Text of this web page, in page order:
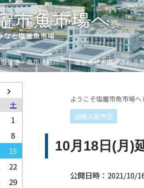
塩釜港・魚市場紹介 塩釜港に水揚げされる
ようこそ塩竈市魚市場へ
延縄入船予定
10月18日(月)
公開日時：2021/10/
土
1
8
15
22
29